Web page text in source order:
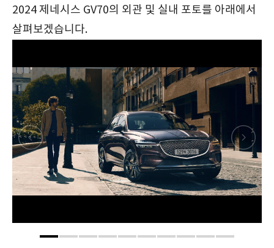
2024 제네시스 GV70의 외관 및 실내 포토를 아래에서
살펴보겠습니다.